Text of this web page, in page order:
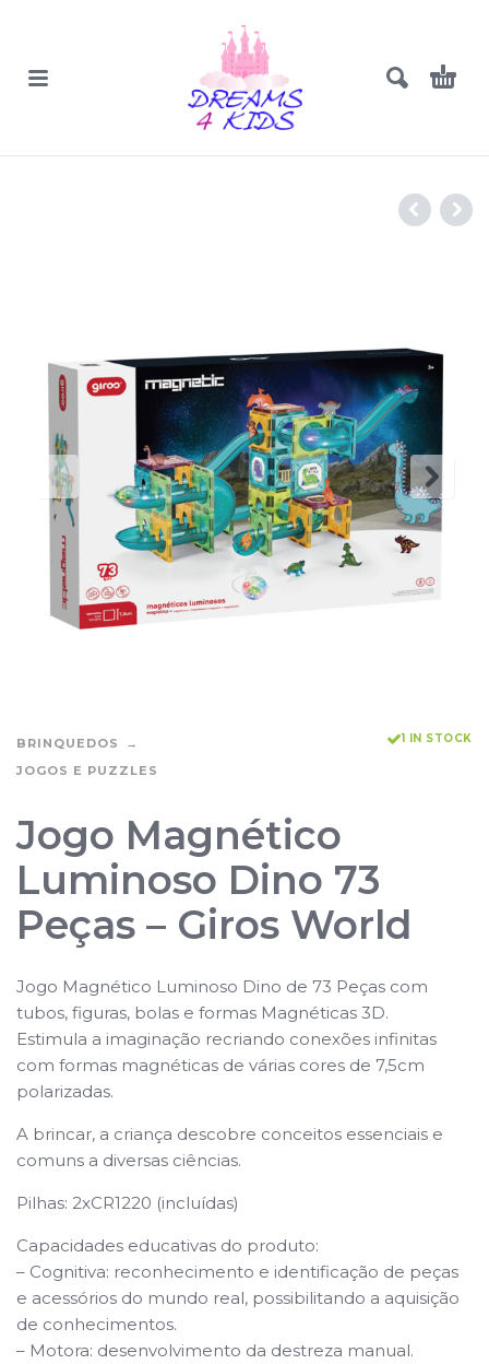
BRINQUEDOS
JOGOS E PUZZLES
1 IN STOCK
Jogo Magnético
Luminoso Dino 73
Peças – Giros World
Jogo Magnético Luminoso Dino de 73 Peças com
tubos, figuras, bolas e formas Magnéticas 3D.
Estimula a imaginação recriando conexões infinitas
com formas magnéticas de várias cores de 7,5cm
polarizadas.
A brincar, a criança descobre conceitos essenciais e
comuns a diversas ciências.
Pilhas: 2xCR1220 (incluídas)
Capacidades educativas do produto:
– Cognitiva: reconhecimento e identificação de peças
e acessórios do mundo real, possibilitando a aquisição
de conhecimentos.
– Motora: desenvolvimento da destreza manual.